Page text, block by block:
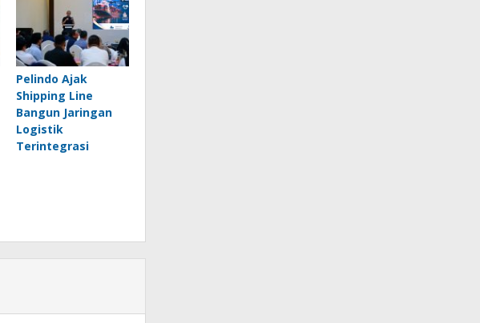
Pelindo Ajak
Shipping Line
Bangun Jaringan
Logistik
Terintegrasi